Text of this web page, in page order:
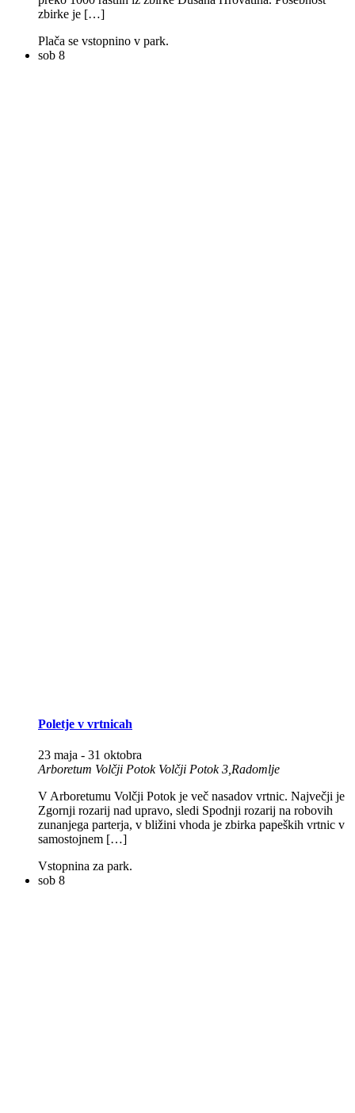
zbirke je […]
Plača se vstopnino v park.
sob 8
Poletje v vrtnicah
23 maja - 31 oktobra
Arboretum Volčji Potok Volčji Potok 3,Radomlje
V Arboretumu Volčji Potok je več nasadov vrtnic. Največji je
Zgornji rozarij nad upravo, sledi Spodnji rozarij na robovih
zunanjega parterja, v bližini vhoda je zbirka papeških vrtnic v
samostojnem […]
Vstopnina za park.
sob 8